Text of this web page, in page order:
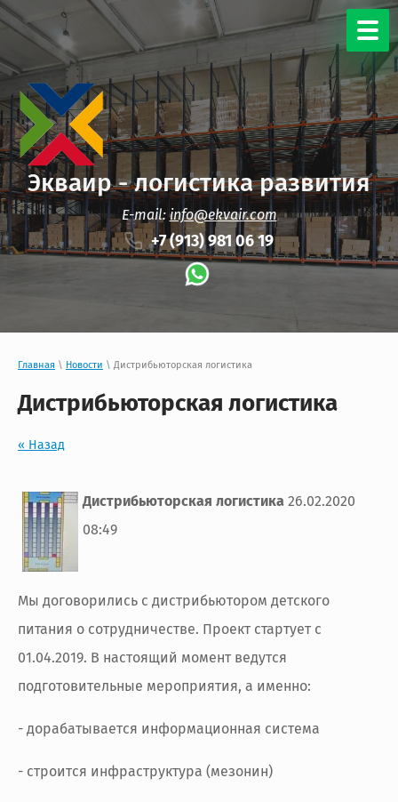
Экваир - логистика развития
+7 (913) 981 06 19
E-mail:info@ekvair.com
Главная \ Новости \ Дистрибьюторская логистика
Дистрибьюторская логистика
« Назад
Дистрибьюторская логистика 26.02.2020
08:49
Мы договорились с дистрибьютором детского
питания о сотрудничестве. Проект стартует с
01.04.2019. В настоящий момент ведутся
подготовительные мероприятия, а именно:
- дорабатывается информационная система
- строится инфраструктура (мезонин)